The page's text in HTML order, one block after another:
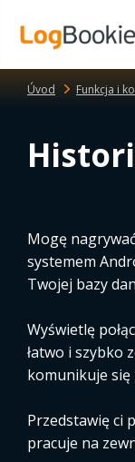
Úvod Funkcja i
Mogę
systemem
Twojej bazy
Wyświetlę
łatwo i szybko
komunikuje się
Przedstawię ci
pracuje na